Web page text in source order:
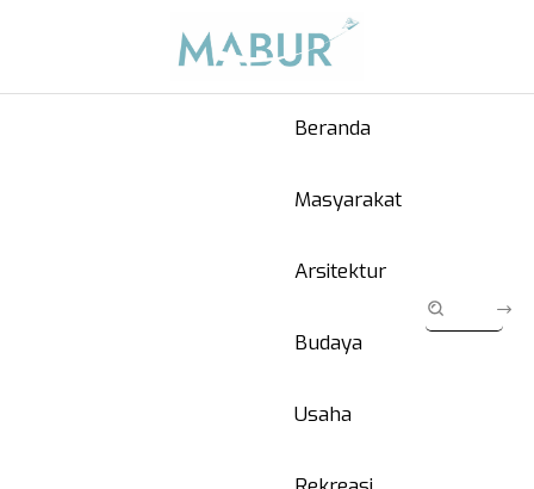
Beranda
Masyarakat
Arsitektur
Budaya
Usaha